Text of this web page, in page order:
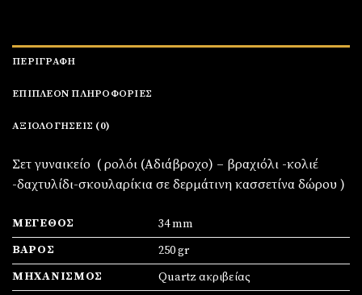
ΠΕΡΙΓΡΑΦΉ
ΕΠΙΠΛΈΟΝ ΠΛΗΡΟΦΟΡΊΕΣ
ΑΞΙΟΛΟΓΉΣΕΙΣ (0)
Σετ γυναικείο ( ρολόι (Αδιάβροχο) – βραχιόλι -κολιέ
-δαχτυλίδι-σκουλαρίκια σε δερμάτινη κασσετίνα δώρου )
ΜΈΓΕΘΟΣ
34 mm
ΒΆΡΟΣ
250 gr
ΜΗΧΑΝΙΣΜΌΣ
Quartz ακριβείας